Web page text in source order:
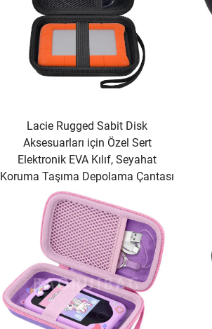
Lacie Rugged Sabit Disk
Aksesuarları için Özel Sert
Elektronik EVA Kılıf, Seyahat
Koruma Taşıma Depolama Çantası